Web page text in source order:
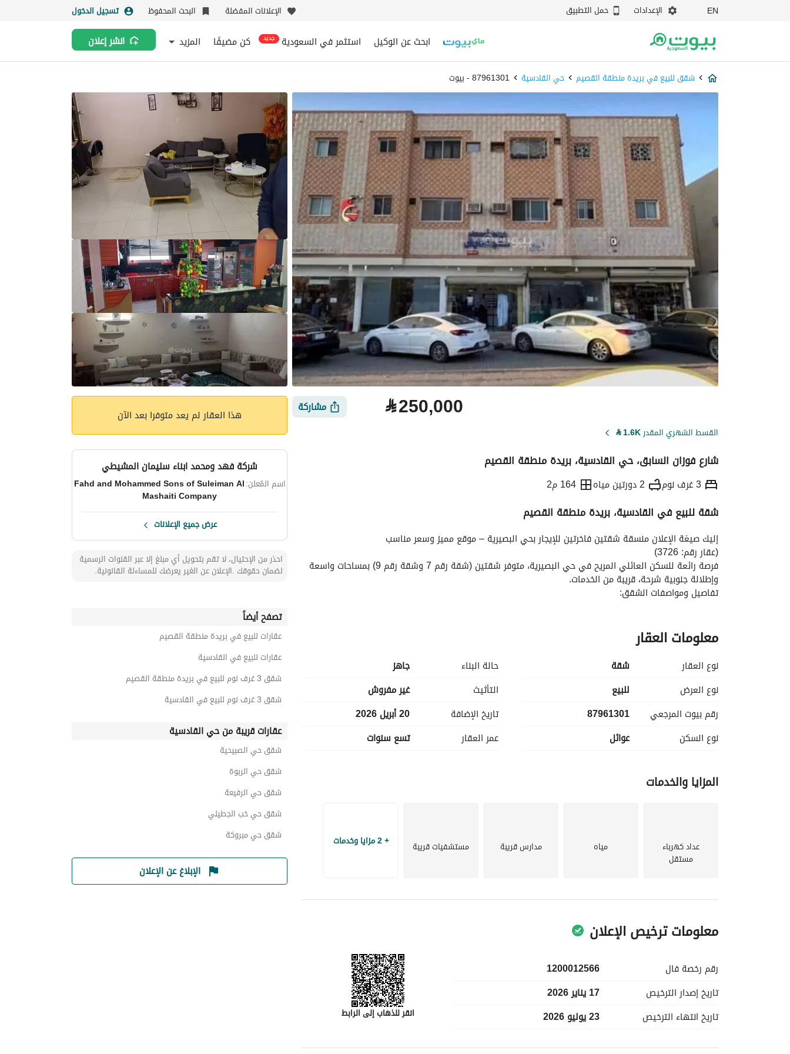
EN الإعدادات حمل التطبيق الإعلانات المفضلة البحث المحفوظ تسجيل الدخول
ابحث عن الوكيل استثمر في السعودية جديد كن مضيفًا المزيد انشر إعلان
شقق للبيع في بريدة منطقة القصيم حي القادسية 87961301 - بيوت
⃁250,000 مشاركة
القسط الشهري المقدر1.6K
⃁
شارع فوزان السابق، حي القادسية، بريدة منطقة القصيم
3 غرف نوم 2 دورتين مياه 164 م2
التفاصيل حاسبة التمويل
شقة للبيع في القادسية، بريدة منطقة القصيم
إليك صيغة الإعلان منسقة شقتين فاخرتين للإيجار بحي البصيرية – موقع مميز وسعر مناسب
(عقار رقم: 3726)
وإطلالة جنوبية شرحة، قريبة من الخدمات.
تفاصيل ومواصفات الشقق:
حي البصيرية.
مساحة الشقة الواحدة (شقة 7 & شقة 9):
164 مترًا مربعًا (مساحة واسعة وشرحة).
الواجهة:
شارع جنوبي (يضمن تهوية وإضاءة طبيعية ممتازة).
صالة عائلية للمعيشة والاسترخاء.
تفاصيل الإيجار:
معلومات العقار
نوع العقار
شقة
نوع العرض
للبيع
رقم بيوت المرجعي
87961301
نوع السكن
عوائل
حالة البناء
جاهز
التأثيث
غير مفروش
تاريخ الإضافة
20 أبريل 2026
عمر العقار
تسع سنوات
المزايا والخدمات
عداد كهرباء
مستقل
مياه مدارس قريبة مستشفيات قريبة + 2 مزايا وخدمات
معلومات ترخيص الإعلان
رقم رخصة فال
1200012566
تاريخ إصدار الترخيص
17 يناير 2026
تاريخ انتهاء الترخيص 23 يوليو 2026 انقر للذهاب إلى الرابط
هذا العقار لم يعد متوفرا بعد الآن
شركة فهد ومحمد ابناء سليمان المشيطي
اسم المُعلن:Fahd and Mohammed Sons of Suleiman Al
Mashaiti Company
عرض جميع الإعلانات
احذر من الإحتيال، لا تقم بتحويل أي مبلغ إلا عبر القنوات الرسمية
لضمان حقوقك .الإعلان عن الغير يعرضك للمساءلة القانونية.
تصفح أيضاً
عقارات للبيع في بريدة منطقة القصيم
عقارات للبيع في القادسية
شقق 3 غرف نوم للبيع في بريدة منطقة القصيم
شقق 3 غرف نوم للبيع في القادسية
عقارات قريبة من حي القادسية
شقق حي الصبيحية
شقق حي الربوة
شقق حي الرفيعة
شقق حي خب الجطيلي
شقق حي مبروكة
الإبلاغ عن الإعلان